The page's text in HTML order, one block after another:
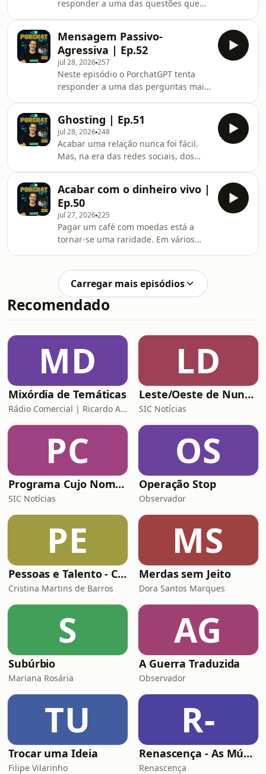
responder a uma das questões que
escolheram viver deste lado do
Atlântico... e porque é que essa
convivência continua a gerar tanto
debate.
Mensagem Passivo-
Agressiva | Ep.52
jul 28, 2026257
Neste episódio o PorchatGPT tenta
responder a uma das perguntas mais
amizade, um namoro ou uma relação
familiar depois de uma discussão?
Ghosting | Ep.51
jul 28, 2026248
Acabar uma relação nunca foi fácil.
Mas, na era das redes sociais, dos
complicado como mantê-lo. O
PorchatGPT tenta responder à
pergunta que muita gente evita: qual
é a melhor forma de terminar um
relacionamento?
Acabar com o dinheiro vivo |
Ep.50
jul 27, 2026225
Pagar um café com moedas está a
tornar-se uma raridade. Em vários
pagamentos digitais dominam o dia a
dia. Neste episódio, o PorchatGPT
analisa o desaparecimento das notas
e moedas.
Carregar mais episódios
Recomendado
MD
Mixórdia de Temáticas
Rádio Comercial | Ricardo Araújo Pereira
LD
Leste/Oeste de Nuno Rogeiro
SIC Notícias
PC
Programa Cujo Nome Estamos Legalmente Impedidos de Dizer
SIC Notícias
OS
Operação Stop
Observador
PE
Pessoas e Talento - Conversas inspiradoras sobre gestão de pessoas
Cristina Martins de Barros
MS
Merdas sem Jeito
Dora Santos Marques
S
Subúrbio
Mariana Rosária
AG
A Guerra Traduzida
Observador
TU
Trocar uma Ideia
Filipe Vilarinho
R-
Renascença - As Músicas Espetaculares de Natal
Renascença